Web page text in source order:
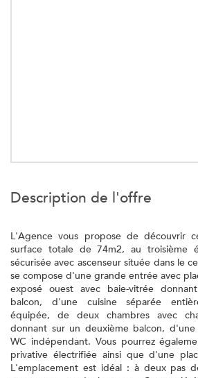
description de l'offre
L'Agence vous propose de découvrir
surface totale de 74m2, au troisième
sécurisée avec ascenseur située dans le
se compose d'une grande entrée avec
exposé ouest avec baie-vitrée
balcon, d'une cuisine séparée
équipée, de deux chambres avec
donnant sur un deuxième balcon,
WC indépendant. Vous pourrez
privative électrifiée ainsi que d'une
L'emplacement est idéal : à deux pas